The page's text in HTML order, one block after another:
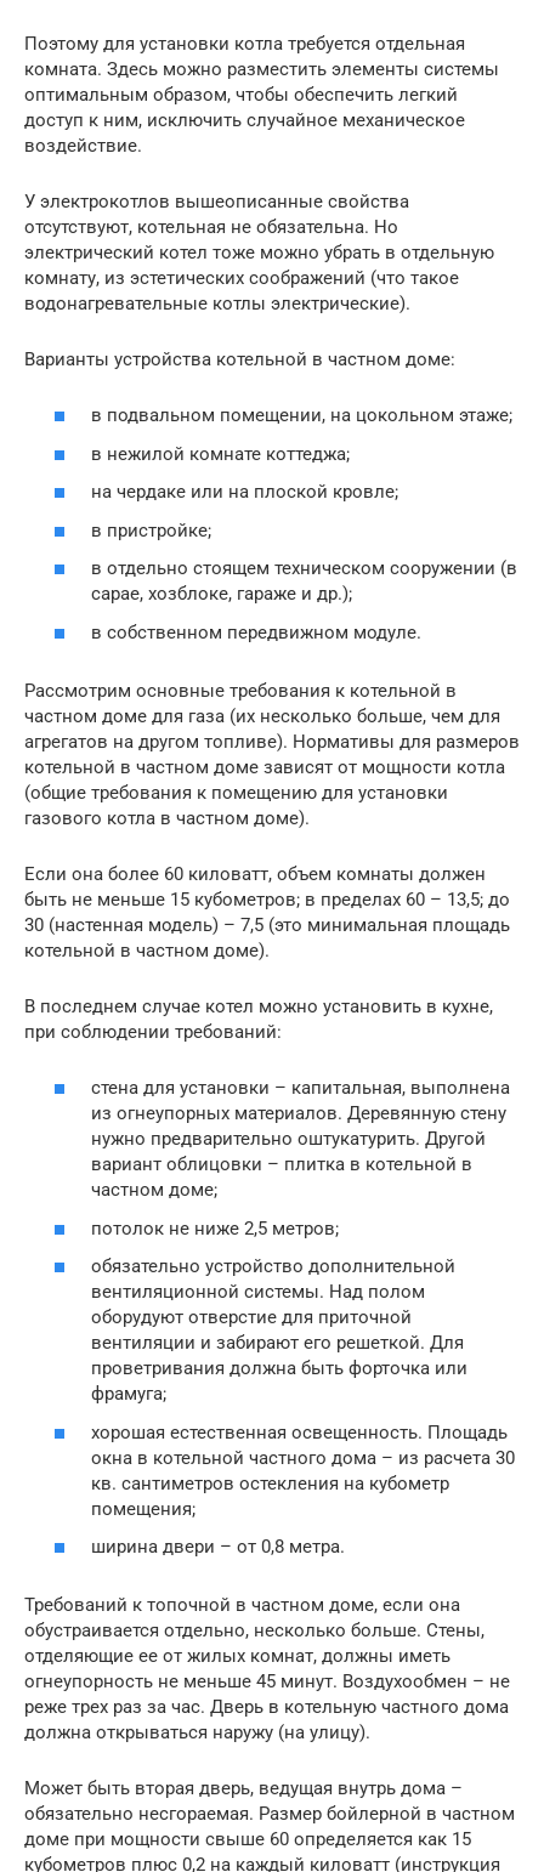
Поэтому для установки котла требуется отдельная
комната. Здесь можно разместить элементы системы
оптимальным образом, чтобы обеспечить легкий
доступ к ним, исключить случайное механическое
воздействие.
У электрокотлов вышеописанные свойства
отсутствуют, котельная не обязательна. Но
электрический котел тоже можно убрать в отдельную
комнату, из эстетических соображений (что такое
водонагревательные котлы электрические).
Варианты устройства котельной в частном доме:
в подвальном помещении, на цокольном этаже;
в нежилой комнате коттеджа;
на чердаке или на плоской кровле;
в пристройке;
в отдельно стоящем техническом сооружении (в
сарае, хозблоке, гараже и др.);
в собственном передвижном модуле.
Рассмотрим основные требования к котельной в
частном доме для газа (их несколько больше, чем для
агрегатов на другом топливе). Нормативы для размеров
котельной в частном доме зависят от мощности котла
(общие требования к помещению для установки
газового котла в частном доме).
Если она более 60 киловатт, объем комнаты должен
быть не меньше 15 кубометров; в пределах 60 – 13,5; до
30 (настенная модель) – 7,5 (это минимальная площадь
котельной в частном доме).
В последнем случае котел можно установить в кухне,
при соблюдении требований:
стена для установки – капитальная, выполнена
из огнеупорных материалов. Деревянную стену
нужно предварительно оштукатурить. Другой
вариант облицовки – плитка в котельной в
частном доме;
потолок не ниже 2,5 метров;
обязательно устройство дополнительной
вентиляционной системы. Над полом
оборудуют отверстие для приточной
вентиляции и забирают его решеткой. Для
проветривания должна быть форточка или
фрамуга;
хорошая естественная освещенность. Площадь
окна в котельной частного дома – из расчета 30
кв. сантиметров остекления на кубометр
помещения;
ширина двери – от 0,8 метра.
Требований к топочной в частном доме, если она
обустраивается отдельно, несколько больше. Стены,
отделяющие ее от жилых комнат, должны иметь
огнеупорность не меньше 45 минут. Воздухообмен – не
реже трех раз за час. Дверь в котельную частного дома
должна открываться наружу (на улицу).
Может быть вторая дверь, ведущая внутрь дома –
обязательно несгораемая. Размер бойлерной в частном
доме при мощности свыше 60 определяется как 15
кубометров плюс 0,2 на каждый киловатт (инструкция